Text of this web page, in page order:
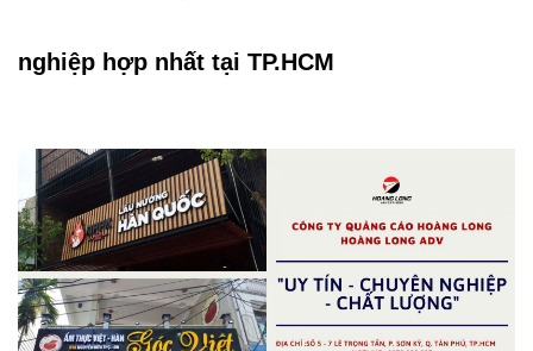
nghiệp hợp nhất tại TP.HCM